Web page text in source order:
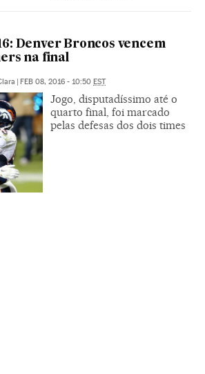
Denver Broncos vencem
na final
FEB 08, 2016 - 10:50 EST
Jogo, disputadíssimo até o
quarto final, foi marcado
pelas defesas dos dois times